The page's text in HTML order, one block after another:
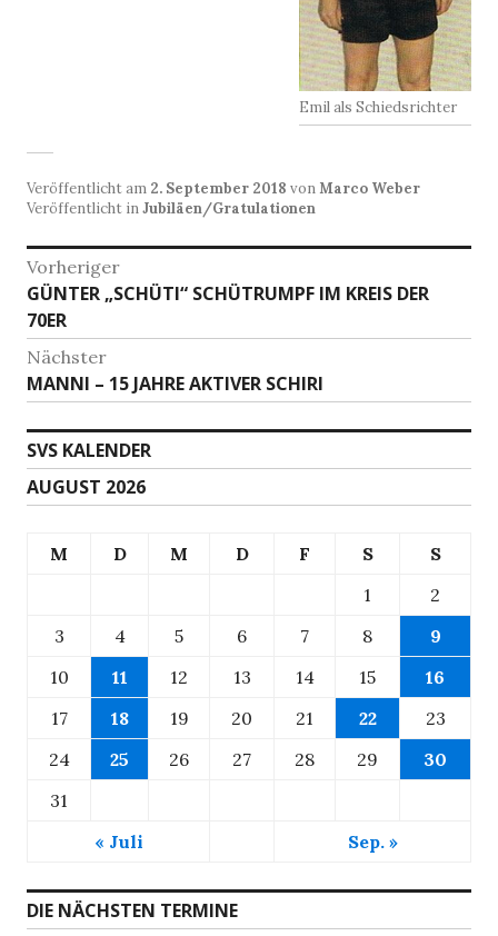
Emil als Schiedsrichter
Veröffentlicht am 2. September 2018 vonMarco Weber
Veröffentlicht inJubiläen/Gratulationen
Beitragsnavigation
Vorheriger
Vorheriger
Beitrag:
GÜNTER „SCHÜTI“ SCHÜTRUMPF IM KREIS DER
70ER
Nächster
Nächster
Beitrag:
MANNI – 15 JAHRE AKTIVER SCHIRI
SVS KALENDER
AUGUST 2026
M D M D F S
S
1
2
3
4 5 6 7 8
9
10
11 12 13 14 15
16
17
18 19 20 21 22
23
24
25 26 27 28 29
30
31
« Juli
Sep. »
DIE NÄCHSTEN TERMINE